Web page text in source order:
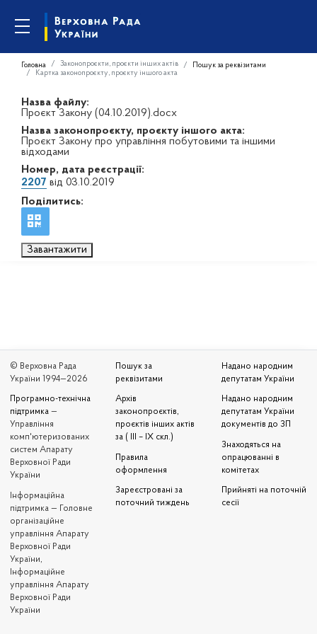
Головна Законопроєкти, проєкти інших актів
Пошук за реквізитами
Картка законопроєкту, проєкту іншого акта
Назва файлу:
Проєкт Закону (04.10.2019).docx
Назва законопроєкту, проєкту іншого акта:
Проєкт Закону про управління побутовими та іншими
відходами
Номер, дата реєстрації:
2207 від 03.10.2019
Поділитись:
Завантажити
© Верховна Рада
України 1994—2026
Програмно-технічна
підтримка —
Управління
комп'ютеризованих
систем Апарату
Верховної Ради
України
Iнформаційна
підтримка — Головне
організаційне
управління Апарату
Верховної Ради
України,
Інформаційне
управління Апарату
Верховної Ради
України
Пошук за
реквізитами
Архів
законопроєктів,
проєктів інших актів
за ( III – IX скл.)
Правила
оформлення
Зареєстровані за
поточний тиждень
Надано народним
депутатам України
Надано народним
депутатам України
документів до ЗП
Знаходяться на
опрацюванні в
комітетах
Прийняті на поточній
сесії